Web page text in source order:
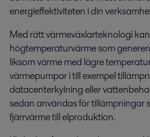
energieffektiviteten i din
Med rätt värmeväxlarteknologi
högtemperaturvärme som
liksom värme med lägre
värmepumpar i till exempel
datacenterkylning eller
sedan användas för tillämpningar
fjärrvärme till elproduktion.